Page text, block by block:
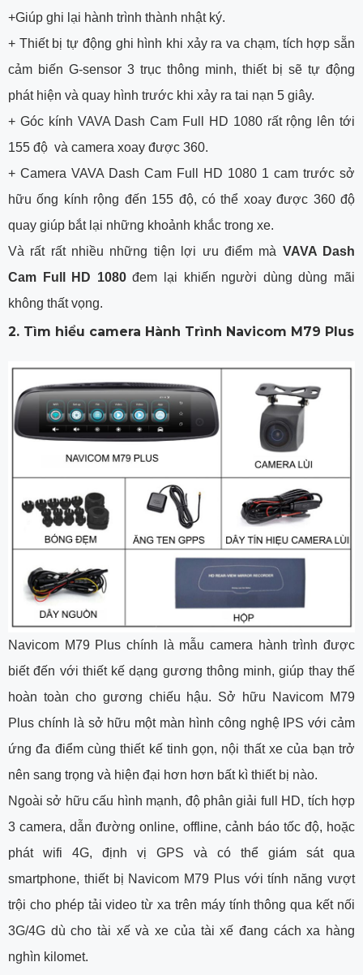
+Giúp ghi lại hành trình thành nhật ký.
+ Thiết bị tự động ghi hình khi xảy ra va chạm, tích hợp sẵn
cảm biến G-sensor 3 trục thông minh, thiết bị sẽ tự động
phát hiện và quay hình trước khi xảy ra tai nạn 5 giây.
+ Góc kính VAVA Dash Cam Full HD 1080 rất rộng lên tới
155 độ và camera xoay được 360.
+ Camera VAVA Dash Cam Full HD 1080 1 cam trước sở
hữu ống kính rộng đến 155 độ, có thể xoay được 360 độ
quay giúp bắt lại những khoảnh khắc trong xe.
Và rất rất nhiều những tiện lợi ưu điểm mà VAVA Dash
Cam Full HD 1080đem lại khiến người dùng dùng mãi
không thất vọng.
2. Tìm hiểu camera Hành Trình Navicom M79 Plus
Navicom M79 Plus chính là mẫu camera hành trình được
biết đến với thiết kế dạng gương thông minh, giúp thay thế
hoàn toàn cho gương chiếu hậu. Sở hữu Navicom M79
Plus chính là sở hữu một màn hình công nghệ IPS với cảm
ứng đa điểm cùng thiết kế tinh gọn, nội thất xe của bạn trở
nên sang trọng và hiện đại hơn hơn bất kì thiết bị nào.
Ngoài sở hữu cấu hình mạnh, độ phân giải full HD, tích hợp
3 camera, dẫn đường online, offline, cảnh báo tốc độ, hoặc
phát wifi 4G, định vị GPS và có thể giám sát qua
smartphone, thiết bị Navicom M79 Plus với tính năng vượt
trội cho phép tải video từ xa trên máy tính thông qua kết nối
3G/4G dù cho tài xế và xe của tài xế đang cách xa hàng
nghìn kilomet.